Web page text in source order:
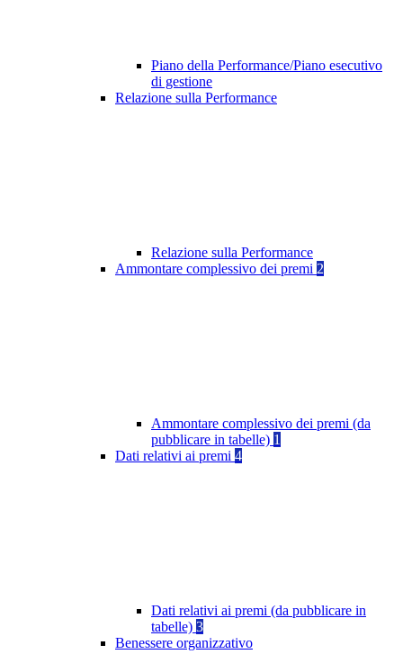
Piano della Performance/Piano esecutivo
di gestione
Relazione sulla Performance
Relazione sulla Performance
Ammontare complessivo dei premi 2
Ammontare complessivo dei premi (da
pubblicare in tabelle) 1
Dati relativi ai premi 4
Dati relativi ai premi (da pubblicare in
tabelle) 3
Benessere organizzativo